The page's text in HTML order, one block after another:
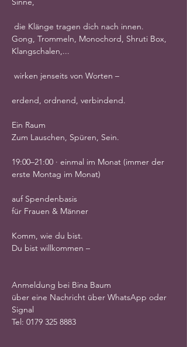
die Klänge tragen dich nach innen.
Gong, Trommeln, Monochord, Shruti Box,
Klangschalen,...
wirken jenseits von Worten –
erdend, ordnend, verbindend.
Ein Raum
Zum Lauschen, Spüren, Sein.
19:00–21:00 · einmal im Monat (immer der
erste Montag im Monat)
auf Spendenbasis
für Frauen & Männer
Komm, wie du bist.
Du bist willkommen –
Anmeldung bei Bina Baum
über eine Nachricht über WhatsApp oder
Signal
Tel: 0179 325 8883